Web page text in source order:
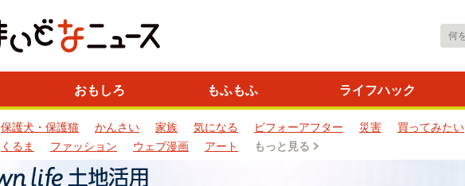
おもしろ もふもふ ライフハック
保護犬・保護猫 かんさい 家族 気になる ビフォーアフター 災害 買ってみたい
くるま
ファッション ウェブ漫画 アート もっと見る